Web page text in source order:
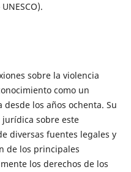
sobre la violencia
como un
los años ochenta. Su
sobre este
diversas fuentes legales y
de los principales
los derechos de los